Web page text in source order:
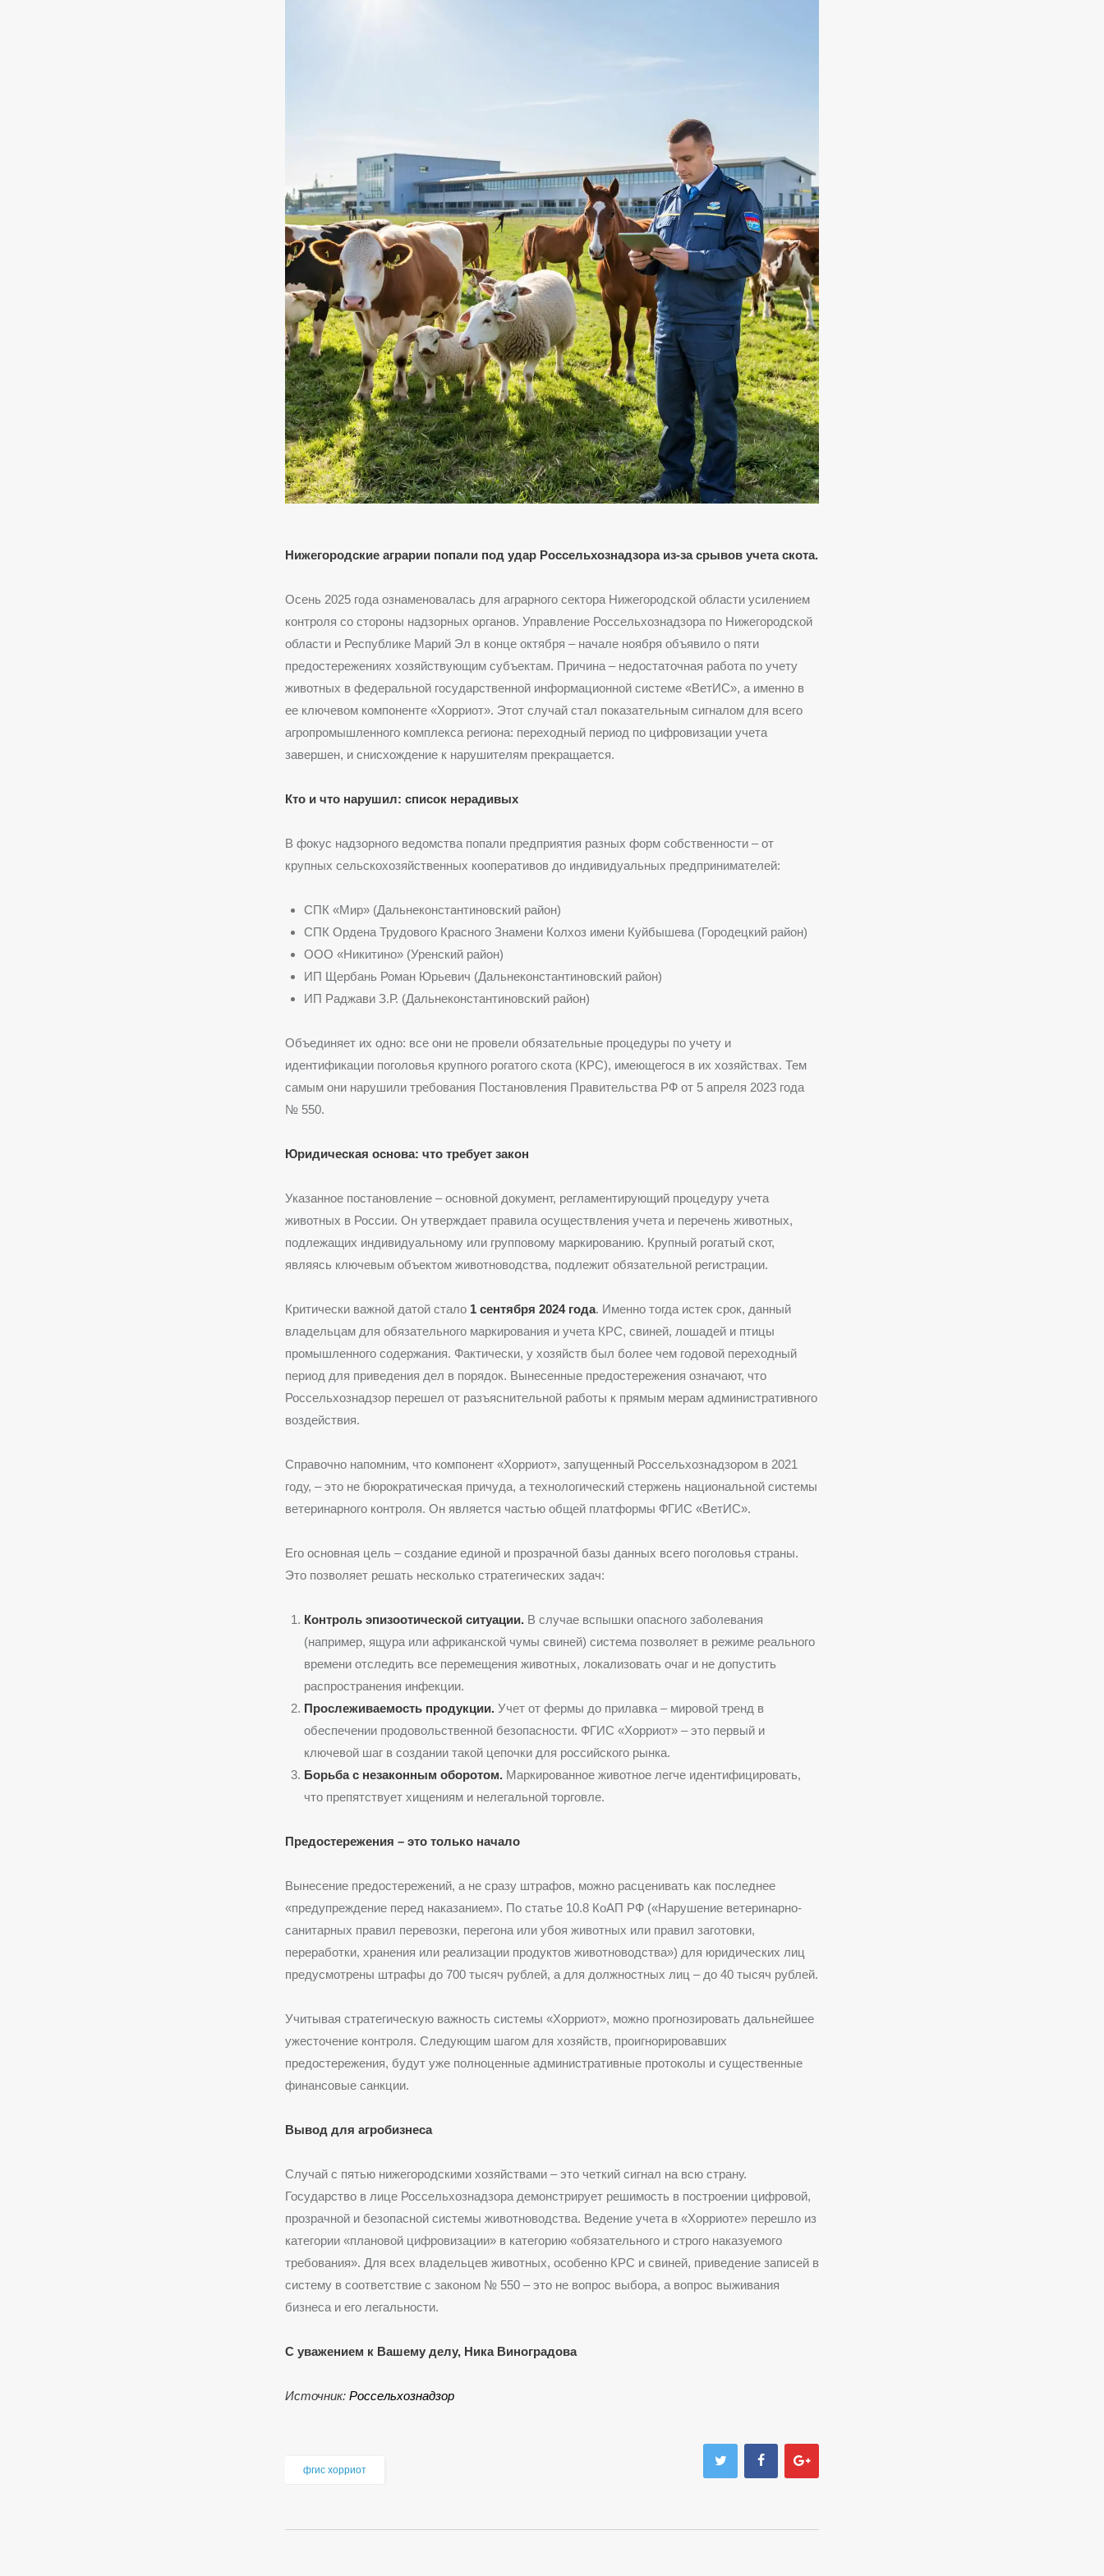
Нижегородские аграрии попали под удар Россельхознадзора из-за срывов учета скота.
Осень 2025 года ознаменовалась для аграрного сектора Нижегородской области усилением
контроля со стороны надзорных органов. Управление Россельхознадзора по Нижегородской
области и Республике Марий Эл в конце октября – начале ноября объявило о пяти
предостережениях хозяйствующим субъектам. Причина – недостаточная работа по учету
животных в федеральной государственной информационной системе «ВетИС», а именно в
ее ключевом компоненте «Хорриот». Этот случай стал показательным сигналом для всего
агропромышленного комплекса региона: переходный период по цифровизации учета
завершен, и снисхождение к нарушителям прекращается.
Кто и что нарушил: список нерадивых
В фокус надзорного ведомства попали предприятия разных форм собственности – от
крупных сельскохозяйственных кооперативов до индивидуальных предпринимателей:
СПК «Мир» (Дальнеконстантиновский район)
СПК Ордена Трудового Красного Знамени Колхоз имени Куйбышева (Городецкий район)
ООО «Никитино» (Уренский район)
ИП Щербань Роман Юрьевич (Дальнеконстантиновский район)
ИП Раджави З.Р. (Дальнеконстантиновский район)
Объединяет их одно: все они не провели обязательные процедуры по учету и
идентификации поголовья крупного рогатого скота (КРС), имеющегося в их хозяйствах. Тем
самым они нарушили требования Постановления Правительства РФ от 5 апреля 2023 года
№ 550.
Юридическая основа: что требует закон
Указанное постановление – основной документ, регламентирующий процедуру учета
животных в России. Он утверждает правила осуществления учета и перечень животных,
подлежащих индивидуальному или групповому маркированию. Крупный рогатый скот,
являясь ключевым объектом животноводства, подлежит обязательной регистрации.
Критически важной датой стало 1 сентября 2024 года. Именно тогда истек срок, данный
владельцам для обязательного маркирования и учета КРС, свиней, лошадей и птицы
промышленного содержания. Фактически, у хозяйств был более чем годовой переходный
период для приведения дел в порядок. Вынесенные предостережения означают, что
Россельхознадзор перешел от разъяснительной работы к прямым мерам административного
воздействия.
Справочно напомним, что компонент «Хорриот», запущенный Россельхознадзором в 2021
году, – это не бюрократическая причуда, а технологический стержень национальной системы
ветеринарного контроля. Он является частью общей платформы ФГИС «ВетИС».
Его основная цель – создание единой и прозрачной базы данных всего поголовья страны.
Это позволяет решать несколько стратегических задач:
Контроль эпизоотической ситуации.В случае вспышки опасного заболевания
(например, ящура или африканской чумы свиней) система позволяет в режиме реального
времени отследить все перемещения животных, локализовать очаг и не допустить
распространения инфекции.
Прослеживаемость продукции.Учет от фермы до прилавка – мировой тренд в
обеспечении продовольственной безопасности. ФГИС «Хорриот» – это первый и
ключевой шаг в создании такой цепочки для российского рынка.
Борьба с незаконным оборотом.Маркированное животное легче идентифицировать,
что препятствует хищениям и нелегальной торговле.
Предостережения – это только начало
Вынесение предостережений, а не сразу штрафов, можно расценивать как последнее
«предупреждение перед наказанием». По статье 10.8 КоАП РФ («Нарушение ветеринарно-
санитарных правил перевозки, перегона или убоя животных или правил заготовки,
переработки, хранения или реализации продуктов животноводства») для юридических лиц
предусмотрены штрафы до 700 тысяч рублей, а для должностных лиц – до 40 тысяч рублей.
Учитывая стратегическую важность системы «Хорриот», можно прогнозировать дальнейшее
ужесточение контроля. Следующим шагом для хозяйств, проигнорировавших
предостережения, будут уже полноценные административные протоколы и существенные
финансовые санкции.
Вывод для агробизнеса
Случай с пятью нижегородскими хозяйствами – это четкий сигнал на всю страну.
Государство в лице Россельхознадзора демонстрирует решимость в построении цифровой,
прозрачной и безопасной системы животноводства. Ведение учета в «Хорриоте» перешло из
категории «плановой цифровизации» в категорию «обязательного и строго наказуемого
требования». Для всех владельцев животных, особенно КРС и свиней, приведение записей в
систему в соответствие с законом № 550 – это не вопрос выбора, а вопрос выживания
бизнеса и его легальности.
С уважением к Вашему делу, Ника Виноградова
Источник: Россельхознадзор
фгис хорриот